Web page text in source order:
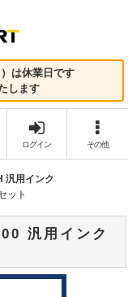
は休業日です
します
ログイン その他
汎用インク
ット
汎用インク